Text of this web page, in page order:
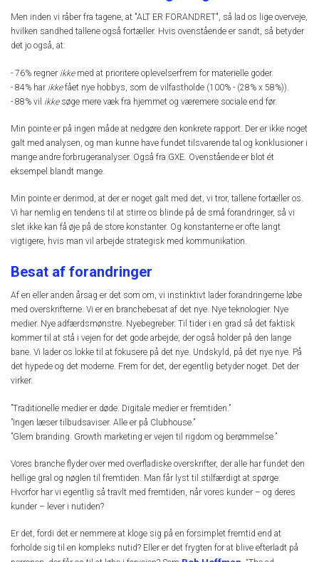
Men inden vi råber fra tagene, at "ALT ER FORANDRET", så lad os lige overveje,
hvilken sandhed tallene også fortæller. Hvis ovenstående er sandt, så betyder
det jo også, at:
- 76% regner ikkemed at prioritere oplevelserfrem for materielle goder.
- 84% har ikkefået nye hobbys, som de vilfastholde (100% - (28% x 58%)).
- 88% vil ikkesøge mere væk fra hjemmet og væremere sociale end før.
Min pointe er på ingen måde at nedgøre den konkrete rapport. Der er ikke noget
galt med analysen, og man kunne have fundet tilsvarende tal og konklusioner i
mange andre forbrugeranalyser. Også fra GXE. Ovenstående er blot ét
eksempel blandt mange.
Min pointe er derimod, at der er noget galt med det, vi tror, tallene fortæller os.
Vi har nemlig en tendens til at stirre os blinde på de små forandringer, så vi
slet ikke kan få øje på de store konstanter. Og konstanterne er ofte langt
vigtigere, hvis man vil arbejde strategisk med kommunikation.
Besat af forandringer
Af en eller anden årsag er det som om, vi instinktivt lader forandringerne løbe
med overskrifterne. Vi er en branchebesat af det nye. Nye teknologier. Nye
medier. Nye adfærdsmønstre. Nyebegreber. Til tider i en grad så det faktisk
kommer til at stå i vejen for det gode arbejde, der også holder på den lange
bane. Vi lader os lokke til at fokusere på det nye. Undskyld, på det nye nye. På
det hypede og det moderne. Frem for det, der egentlig betyder noget. Det der
virker.
”Traditionelle medier er døde. Digitale medier er fremtiden.”
”Ingen læser tilbudsaviser. Alle er på Clubhouse.”
”Glem branding. Growth marketing er vejen til rigdom og berømmelse.”
Vores branche flyder over med overfladiske overskrifter, der alle har fundet den
hellige gral og nøglen til fremtiden. Man får lyst til stilfærdigt at spørge:
Hvorfor har vi egentlig så travlt med fremtiden, når vores kunder – og deres
kunder – lever i nutiden?
Er det, fordi det er nemmere at kloge sig på en forsimplet fremtid end at
forholde sig til en kompleks nutid? Eller er det frygten for at blive efterladt på